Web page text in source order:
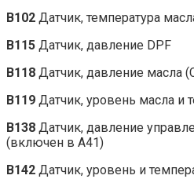
B102 Датчик, температура
B115 Датчик, давление DPF
B118 Датчик, давление масла
B119 Датчик, уровень масла и
B138 Датчик, давление
(включен в A41)
B142 Датчик, уровень и